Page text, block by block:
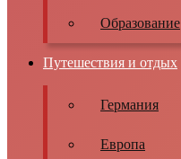
Образование
Путешествия и отдых
Германия
Европа